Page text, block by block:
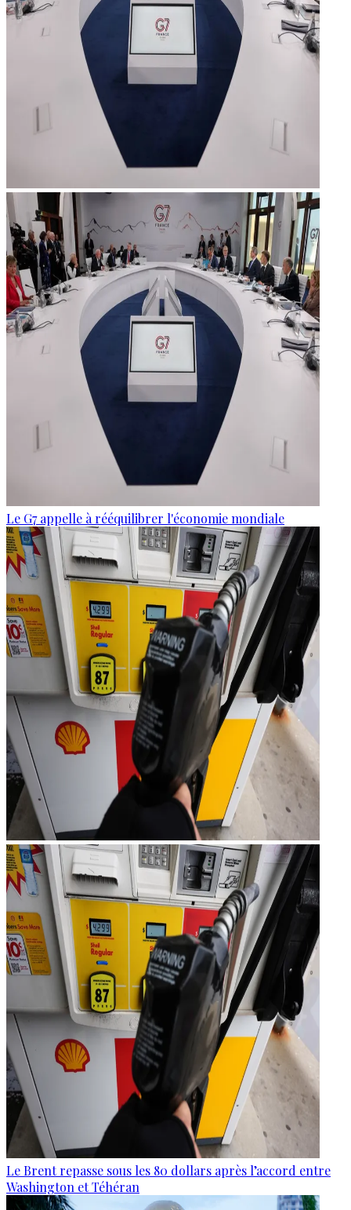
Le G7 appelle à rééquilibrer l'économie mondiale
Le Brent repasse sous les 80 dollars après l’accord entre
Washington et Téhéran